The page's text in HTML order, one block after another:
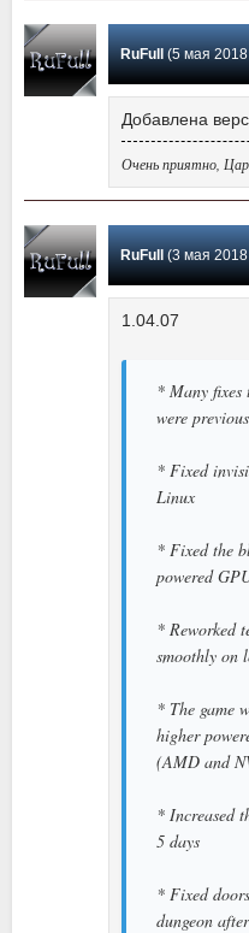
RuFull(5 мая 2018
Добавлена
Очень приятно,
RuFull(3 мая 2018
1.04.07
* Many fixes
were
* Fixed
Linux
* Fixed the
powered
* Reworked
smoothly on
* The game
higher
(AMD and
* Increased
5 days
* Fixed
dungeon